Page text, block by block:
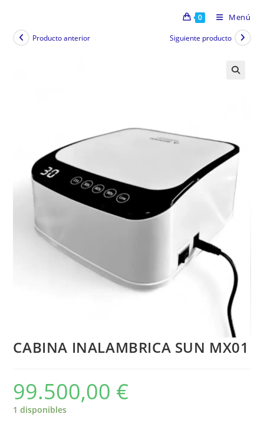
0 Menú
Producto anterior Siguiente producto
CABINA INALAMBRICA SUN MX01
99.500,00 €
1 disponibles